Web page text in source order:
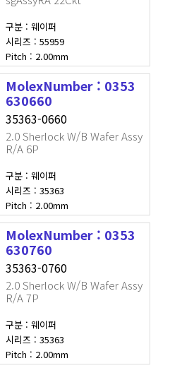
구분 : 웨이퍼
시리즈 : 55959
Pitch : 2.00mm
MolexNumber : 0353
630660
35363-0660
2.0 Sherlock W/B Wafer Assy
R/A 6P
구분 : 웨이퍼
시리즈 : 35363
Pitch : 2.00mm
MolexNumber : 0353
630760
35363-0760
2.0 Sherlock W/B Wafer Assy
R/A 7P
구분 : 웨이퍼
시리즈 : 35363
Pitch : 2.00mm